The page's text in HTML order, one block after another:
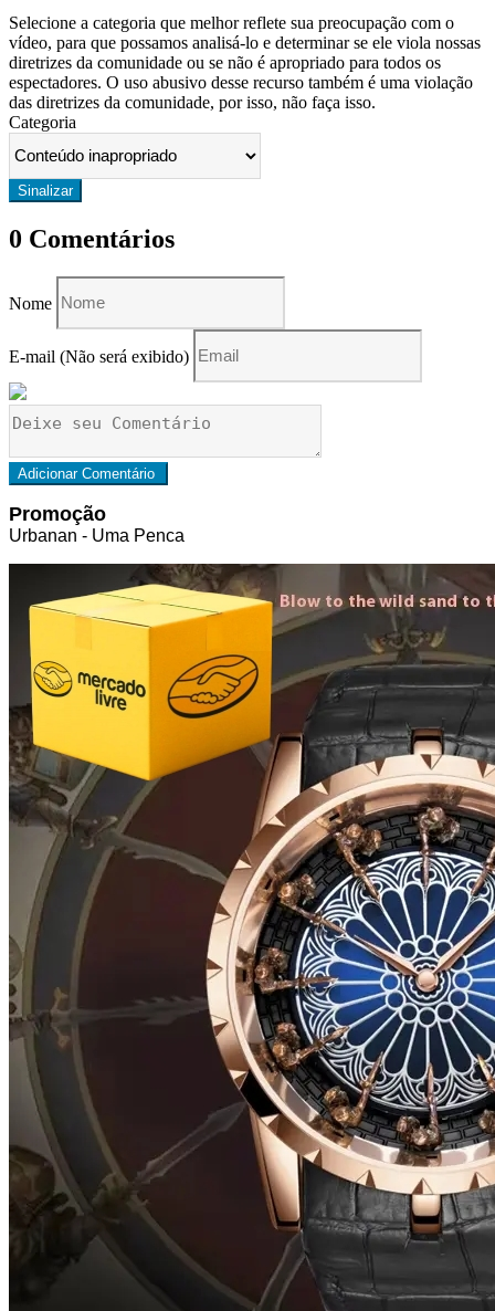
Selecione a categoria que melhor reflete sua preocupação com o
vídeo, para que possamos analisá-lo e determinar se ele viola nossas
diretrizes da comunidade ou se não é apropriado para todos os
espectadores. O uso abusivo desse recurso também é uma violação
das diretrizes da comunidade, por isso, não faça isso.
Categoria
0 Comentários
Nome
E-mail (Não será exibido)
Promoção
Urbanan - Uma Penca